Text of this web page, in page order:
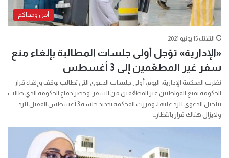
أمن ومحاكم
الثلاثاء 15 يونيو 2021
«الإدارية» تؤجل أولى جلسات المطالبة بإلغاء منع
سفر غير المطعّمين إلى 3 أغسطس
نظرت المحكمة الإدارية، اليوم، أولى جلسات الدعوى التي تطالب بوقف وإلغاء قرار
الحكومة بمنع المواطنين غير المطعّمين من السفر. وحضر دفاع الحكومة الذي طالب
بتأجيل الدعوى للرد عليها، وقررت المحكمة تحديد جلسة 3 أغسطس المقبل للرد.
ولايزال هناك قرار بانتظار…